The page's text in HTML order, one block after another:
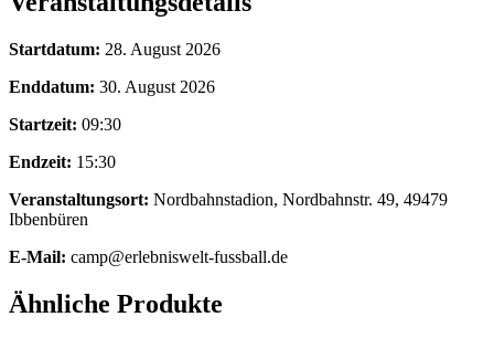
Startdatum: 28. August 2026
Enddatum: 30. August 2026
Startzeit: 09:30
Endzeit: 15:30
Veranstaltungsort: Nordbahnstadion, Nordbahnstr. 49, 49479
Ibbenbüren
E-Mail: camp@erlebniswelt-fussball.de
Ähnliche Produkte